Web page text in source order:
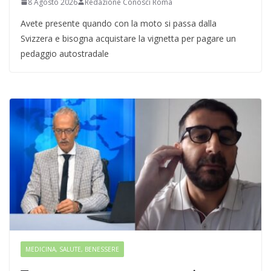
Avete presente quando con la moto si passa dalla
Svizzera e bisogna acquistare la vignetta per pagare un
pedaggio autostradale
MEDICINA, SALUTE, BENESSERE